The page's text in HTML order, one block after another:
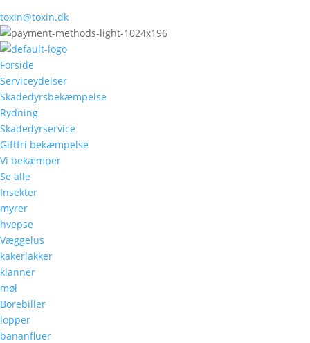
toxin@toxin.dk
Forside
Serviceydelser
Skadedyrsbekæmpelse
Rydning
Skadedyrservice
Giftfri bekæmpelse
Vi bekæmper
Se alle
Insekter
myrer
hvepse
Væggelus
kakerlakker
klanner
møl
Borebiller
lopper
bananfluer